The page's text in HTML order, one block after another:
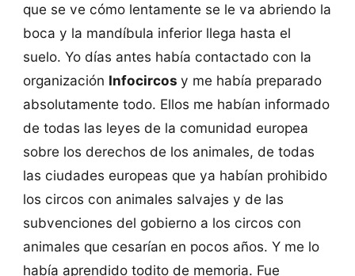
que se ve cómo lentamente se le va abriendo la
boca y la mandíbula inferior llega hasta el
suelo. Yo días antes había contactado con la
organización Infocircos y me había preparado
absolutamente todo. Ellos me habían informado
de todas las leyes de la comunidad europea
sobre los derechos de los animales, de todas
las ciudades europeas que ya habían prohibido
los circos con animales salvajes y de las
subvenciones del gobierno a los circos con
animales que cesarían en pocos años. Y me lo
había aprendido todito de memoria. Fue